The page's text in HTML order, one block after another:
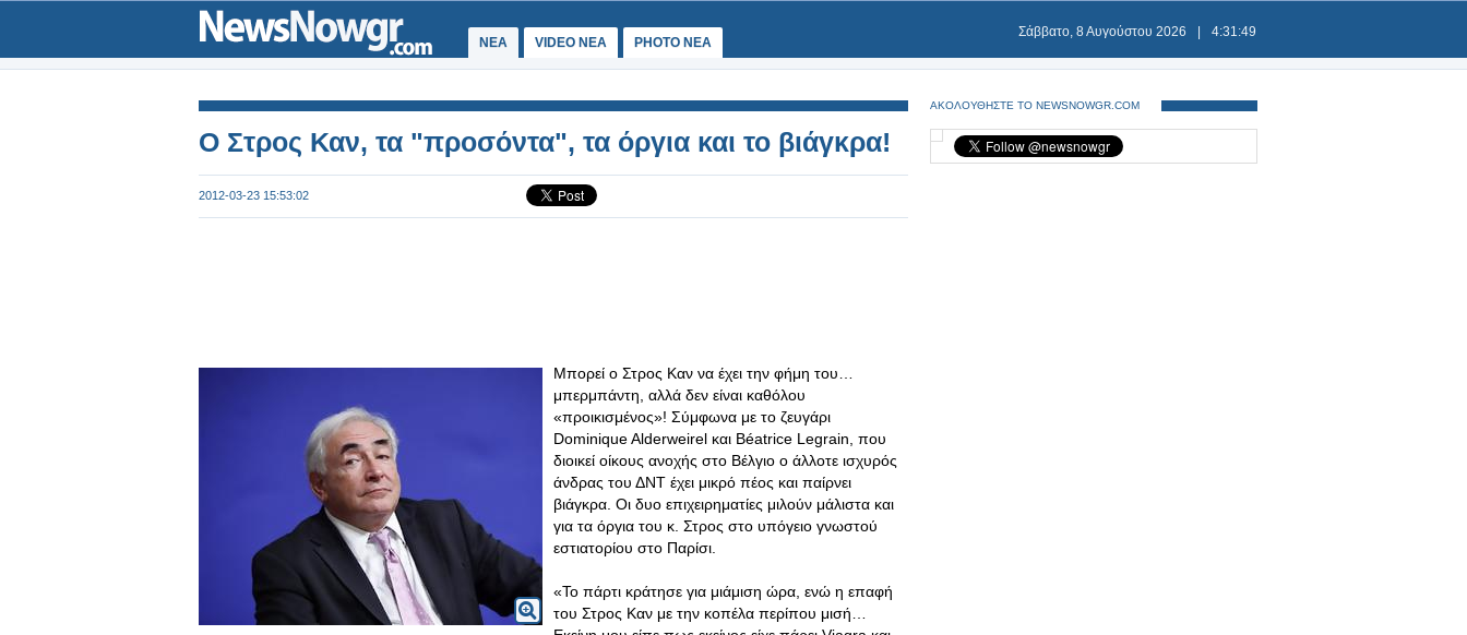
ΝΕΑ VIDEO NEA PHOTO NEA
Σάββατο, 8 Αυγούστου 2026 4:31:49
Ο Στρος Καν, τα "προσόντα", τα όργια και το βιάγκρα!
2012-03-23 15:53:02
Μπορεί ο Στρος Καν να έχει την φήμη του…
μπερμπάντη, αλλά δεν είναι καθόλου
«προικισμένος»! Σύμφωνα με το ζευγάρι
Dominique Alderweirel και Béatrice Legrain, που
διοικεί οίκους ανοχής στο Βέλγιο ο άλλοτε ισχυρός
άνδρας του ΔΝΤ έχει μικρό πέος και παίρνει
βιάγκρα. Οι δυο επιχειρηματίες μιλούν μάλιστα και
για τα όργια του κ. Στρος στο υπόγειο γνωστού
εστιατορίου στο Παρίσι.
«Το πάρτι κράτησε για μιάμιση ώρα, ενώ η επαφή
του Στρος Καν με την κοπέλα περίπου μισή…
ΑΚΟΛΟΥΘΗΣΤΕ ΤΟ NEWSNOWGR.COM